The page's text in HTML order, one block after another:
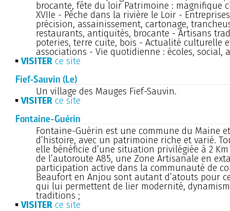
brocante, fête du loir Patrimoine : magnifique
XVIIe - Pêche dans la rivière le Loir -
précision, assainissement, cartonage,
restaurants, antiquités, brocante - Artisans
poteries, terre cuite, bois - Actualité culturelle
associations - Vie quotidienne : écoles, social,
VISITER ce site
Fief-Sauvin (Le)
Un village des Mauges Fief-Sauvin.
VISITER ce site
Fontaine-Guérin
Fontaine-Guérin est une commune du Maine
d’histoire, avec un patrimoine riche et varié.
elle bénéficie d’une situation privilégiée à 2
de l’autoroute A85, une Zone Artisanale en
participation active dans la communauté de
Beaufort en Anjou sont autant d’atouts pour
qui lui permettent de lier modernité,
traditions ;
VISITER ce site